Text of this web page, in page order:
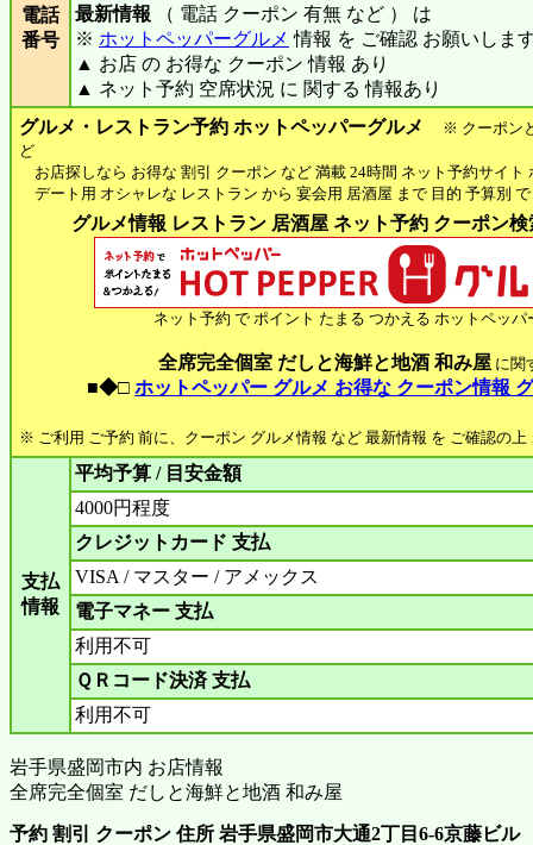
電話
番号
最新情報 （ 電話 クーポン 有無 など ） は
※ ホットペッパーグルメ 情報 を ご確認 お願いしま
▲ お店 の お得な クーポン 情報 あり
▲ ネット予約 空席状況 に 関する 情報あり
グルメ・レストラン予約 ホットペッパーグルメ
※ クーポン
ど
お店探しなら お得な 割引 クーポン など 満載 24時間 ネット予約サイト
デート用 オシャレな レストラン から 宴会用 居酒屋 まで 目的 予算別
グルメ情報 レストラン 居酒屋 ネット予約 クーポン
ネット予約 で ポイント たまる つかえる ホットペッパ
全席完全個室 だしと海鮮と地酒 和み屋に関
■◆□ ホットペッパー グルメ お得な クーポン情報
※ ご利用 ご予約 前に、クーポン グルメ情報 など 最新情報 を ご確認の上
支払
情報
平均予算 / 目安金額
4000円程度
クレジットカード 支払
VISA / マスター / アメックス
電子マネー 支払
利用不可
ＱＲコード決済 支払
利用不可
岩手県盛岡市内 お店情報
全席完全個室 だしと海鮮と地酒 和み屋
予約 割引 クーポン 住所 岩手県盛岡市大通2丁目6-6京藤ビル